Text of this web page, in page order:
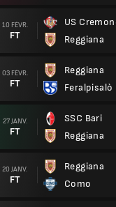
10 FÉVR.
FT
US
Reggiana
03 FÉVR.
FT
Reggiana
Feralpisalò
27 JANV.
FT
SSC Bari
Reggiana
20 JANV.
FT
Reggiana
Como